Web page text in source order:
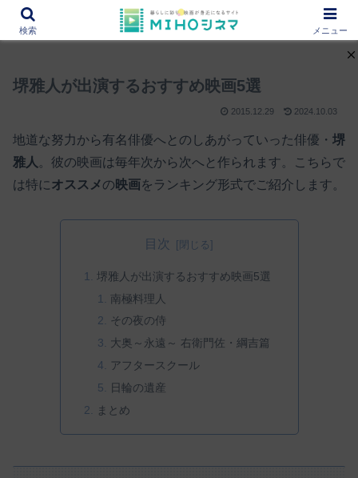
12000作品を紹介！あなたの映画図書館『MIHOシネマ』
堺雅人が出演するおすすめ映画5選
2015.12.29 2024.10.03
地道な努力から有名俳優へとのしあがっていった俳優・ 堺
雅人 。彼の映画は毎年次から次へと作られます。こちらで
は特にオススメの 映画をランキング形式でご紹介します。
目次
堺雅人が出演するおすすめ映画5選
南極料理人
その夜の侍
大奥～永遠～ 右衛門佐・綱吉篇
アフタースクール
日輪の遺産
まとめ
検索 メニュー